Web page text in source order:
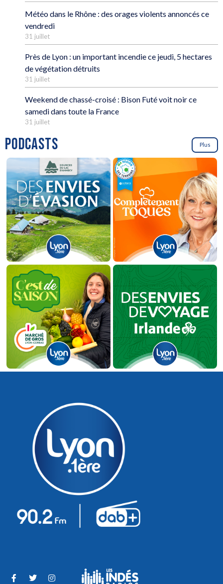
Météo dans le Rhône : des orages violents annoncés ce
vendredi
31 juillet
Près de Lyon : un important incendie ce jeudi, 5 hectares
de végétation détruits
31 juillet
Weekend de chassé-croisé : Bison Futé voit noir ce
samedi dans toute la France
31 juillet
PODCASTS Plus